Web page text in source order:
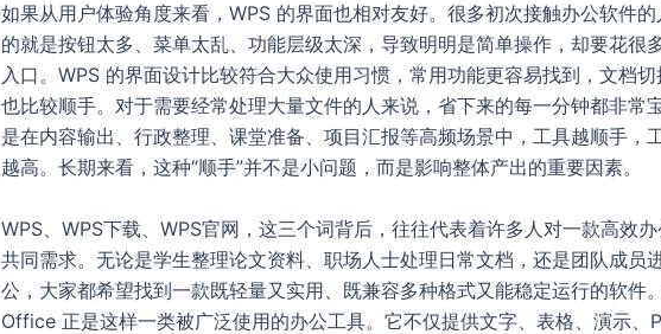
如果从用户体验角度来看，WPS 的界面也相对友好。很多初次接触办公软件的
的就是按钮太多、菜单太乱、功能层级太深，导致明明是简单操作，却要花很
入口。WPS 的界面设计比较符合大众使用习惯，常用功能更容易找到，文档
也比较顺手。对于需要经常处理大量文件的人来说，省下来的每一分钟都非常
是在内容输出、行政整理、课堂准备、项目汇报等高频场景中，工具越顺手，
越高。长期来看，这种“顺手”并不是小问题，而是影响整体产出的重要因素。
WPS、WPS下载、WPS官网，这三个词背后，往往代表着许多人对一款高效
共同需求。无论是学生整理论文资料、职场人士处理日常文档，还是团队成员
公，大家都希望找到一款既轻量又实用、既兼容多种格式又能稳定运行的软件
Office 正是这样一类被广泛使用的办公工具。它不仅提供文字、表格、演示、